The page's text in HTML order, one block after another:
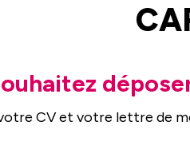
CV et votre lettre de